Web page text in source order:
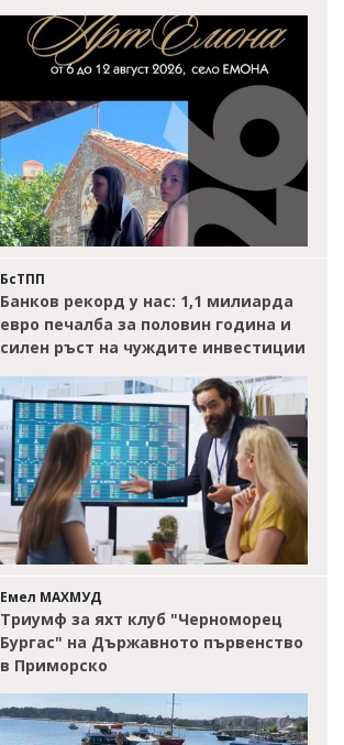
БсТПП
Банков рекорд у нас: 1,1 милиарда
евро печалба за половин година и
силен ръст на чуждите инвестиции
Емел МАХМУД
Триумф за яхт клуб "Черноморец
Бургас" на Държавното първенство
в Приморско